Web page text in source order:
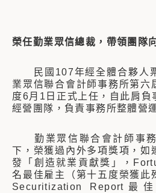
榮任勤業眾信總裁，帶領團隊
民國107年經全體合夥人
業眾信聯合會計師事務所第六
度6月1日正式上任，自此肩負
經營團隊，負責事務所整體營
勤業眾信聯合會計師事務
下，榮獲過內外多項獎項，如
發「創造就業貢獻獎」，
名最佳雇主（第十五度榮獲此
Securitization Report最